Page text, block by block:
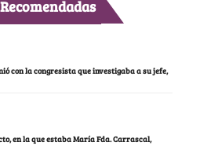
con la congresista que investigaba a su jefe,
en la que estaba María Fda. Carrascal,